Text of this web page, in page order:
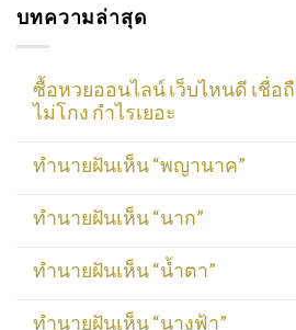
บทความล่าสุด
ซื้อหวยออนไลน์ เว็บไหนดี เชื่อถื
ไม่โกง กำไรเยอะ
ทำนายฝันเห็น “พญานาค”
ทำนายฝันเห็น “นาก”
ทำนายฝันเห็น “น้ำตา”
ทำนายฝันเห็น “นางฟ้า”